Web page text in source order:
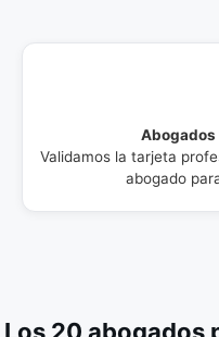
Abogados
Validamos la tarjeta
abogado